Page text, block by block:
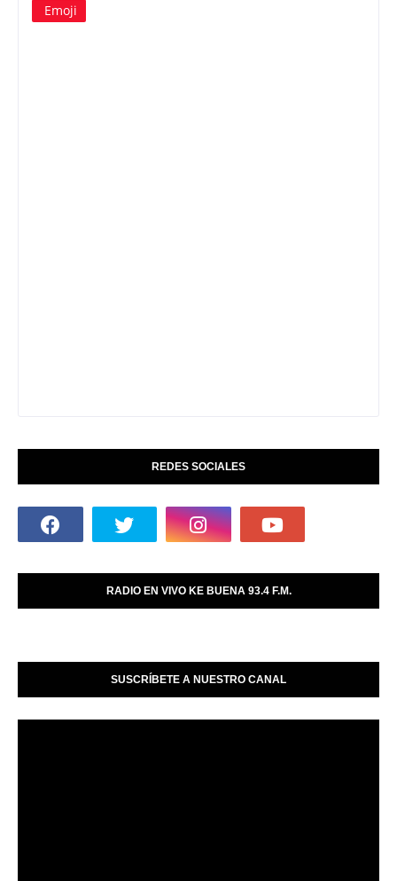
Emoji
REDES SOCIALES
RADIO EN VIVO KE BUENA 93.4 F.M.
SUSCRÍBETE A NUESTRO CANAL